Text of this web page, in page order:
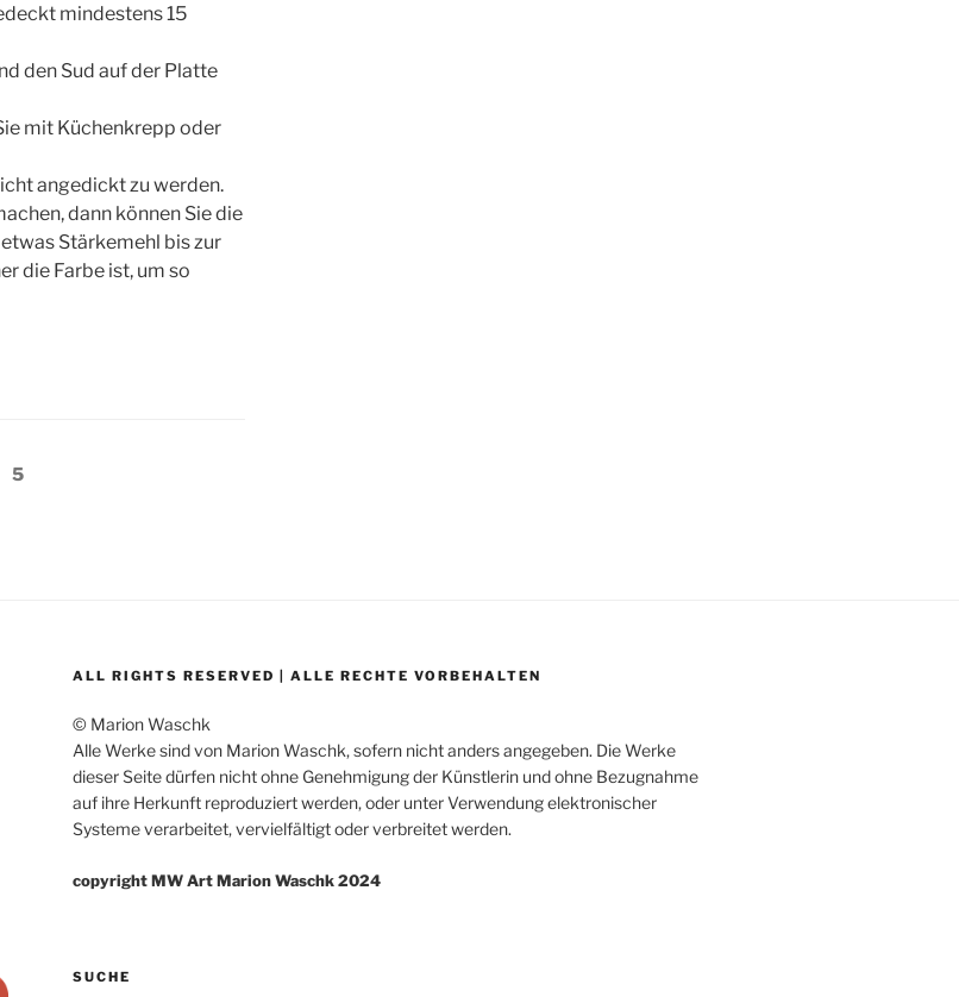
mindestens 15
den Sud auf der Platte
mit Küchenkrepp oder
angedickt zu werden.
dann können Sie die
Stärkemehl bis zur
die Farbe ist, um so
Seite
5
ALL RIGHTS RESERVED | ALLE RECHTE VORBEHALTEN
© Marion Waschk
Alle Werke sind von Marion Waschk, sofern nicht anders angegeben. Die Werke
dieser Seite dürfen nicht ohne Genehmigung der Künstlerin und ohne Bezugnahme
auf ihre Herkunft reproduziert werden, oder unter Verwendung elektronischer
Systeme verarbeitet, vervielfältigt oder verbreitet werden.
copyright MW Art Marion Waschk 2024
SUCHE